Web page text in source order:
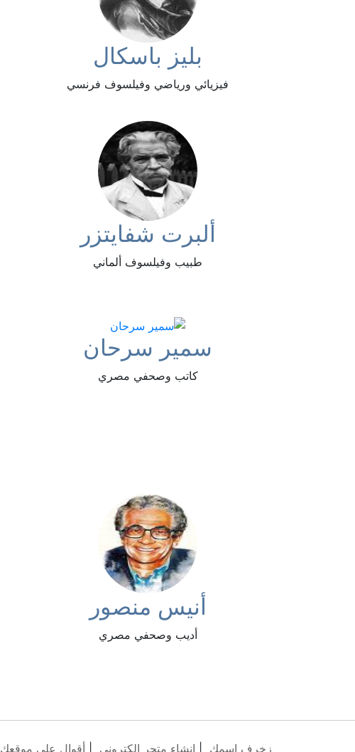
بليز باسكال
فيزيائي ورياضي وفيلسوف فرنسي
ألبرت شفايتزر
طبيب وفيلسوف ألماني
سمير سرحان
كاتب وصحفي مصري
أنيس منصور
أديب وصحفي مصري
زخرف اسمك انشاء متجر الكتروني أقوال على موقعك